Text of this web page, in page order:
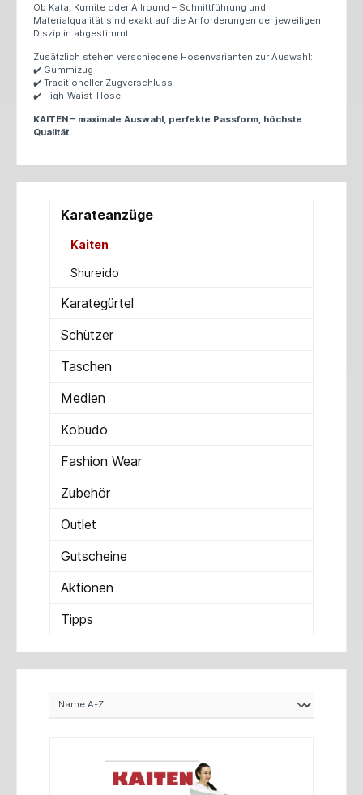
Ob Kata, Kumite oder Allround – Schnittführung und
Materialqualität sind exakt auf die Anforderungen der jeweiligen
Disziplin abgestimmt.
Zusätzlich stehen verschiedene Hosenvarianten zur Auswahl:
✔️ Gummizug
✔️ Traditioneller Zugverschluss
✔️ High-Waist-Hose
KAITEN – maximale Auswahl, perfekte Passform, höchste
Qualität.
Karateanzüge
Kaiten
Shureido
Karategürtel
Schützer
Taschen
Medien
Kobudo
Fashion Wear
Zubehör
Outlet
Gutscheine
Aktionen
Tipps